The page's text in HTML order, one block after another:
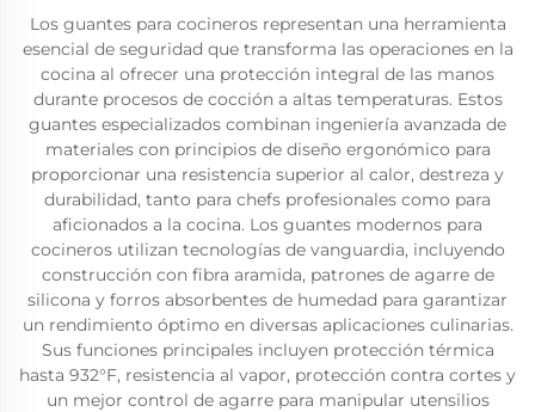
Los guantes para cocineros representan una herramienta
esencial de seguridad que transforma las operaciones en la
cocina al ofrecer una protección integral de las manos
durante procesos de cocción a altas temperaturas. Estos
guantes especializados combinan ingeniería avanzada de
materiales con principios de diseño ergonómico para
proporcionar una resistencia superior al calor, destreza y
durabilidad, tanto para chefs profesionales como para
aficionados a la cocina. Los guantes modernos para
cocineros utilizan tecnologías de vanguardia, incluyendo
construcción con fibra aramida, patrones de agarre de
silicona y forros absorbentes de humedad para garantizar
un rendimiento óptimo en diversas aplicaciones culinarias.
Sus funciones principales incluyen protección térmica
hasta 932°F, resistencia al vapor, protección contra cortes y
un mejor control de agarre para manipular utensilios